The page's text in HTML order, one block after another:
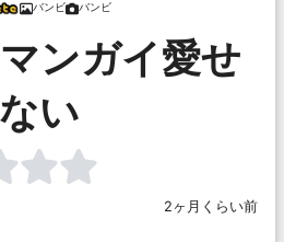
バンビ バンビ
ンガイ愛せ
ない
2ヶ月くらい前